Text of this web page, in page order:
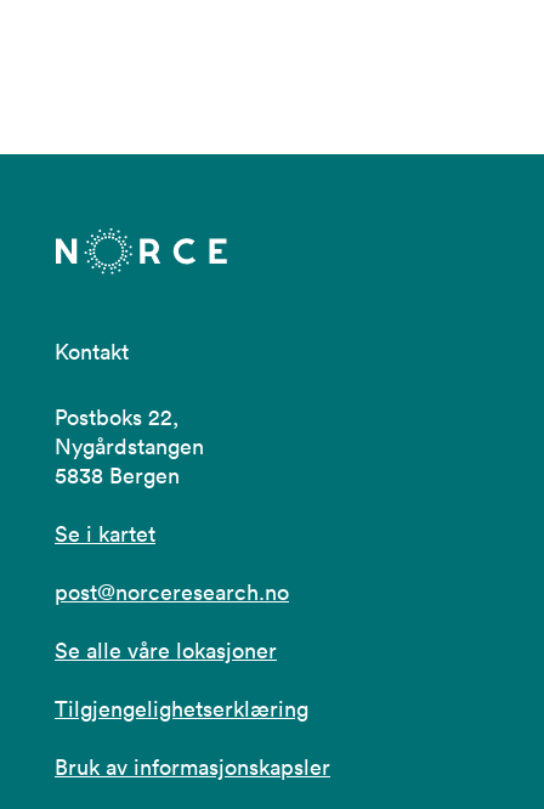
Kontakt
Postboks 22,
Nygårdstangen
5838 Bergen
Se i kartet
post@norceresearch.no
Se alle våre lokasjoner
Tilgjengelighetserklæring
Bruk av informasjonskapsler